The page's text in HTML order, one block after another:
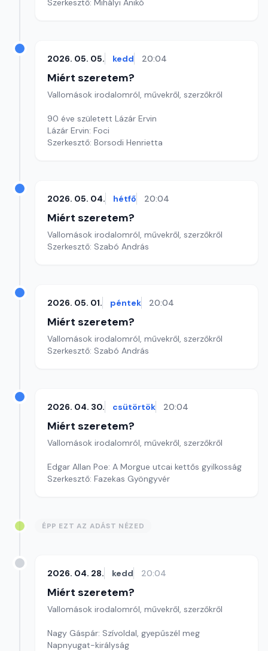
Szerkesztő: Mihályi Anikó
2026. 05. 05. kedd 20:04
Miért szeretem?
Vallomások irodalomról, művekről, szerzőkről
90 éve született Lázár Ervin
Lázár Ervin: Foci
Szerkesztő: Borsodi Henrietta
2026. 05. 04. hétfő 20:04
Miért szeretem?
Vallomások irodalomról, művekről, szerzőkről
Szerkesztő: Szabó András
2026. 05. 01. péntek 20:04
Miért szeretem?
Vallomások irodalomról, művekről, szerzőkről
Szerkesztő: Szabó András
2026. 04. 30. csütörtök 20:04
Miért szeretem?
Vallomások irodalomról, művekről, szerzőkről
Edgar Allan Poe: A Morgue utcai kettős gyilkosság
Szerkesztő: Fazekas Gyöngyvér
ÉPP EZT AZ ADÁST NÉZED
2026. 04. 28. kedd 20:04
Miért szeretem?
Vallomások irodalomról, művekről, szerzőkről
Nagy Gáspár: Szívoldal, gyepűszél meg
Napnyugat-királyság